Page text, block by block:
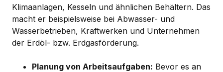
Klimaanlagen, Kesseln und ähnlichen Behältern. Das
macht er beispielsweise bei Abwasser- und
Wasserbetrieben, Kraftwerken und Unternehmen
der Erdöl- bzw. Erdgasförderung.
Planung von Arbeitsaufgaben: Bevor es an